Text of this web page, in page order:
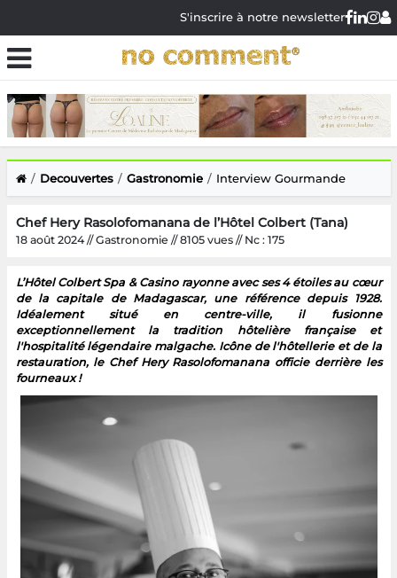
S'inscrire à notre newsletter
Decouvertes Gastronomie Interview Gourmande
Chef Hery Rasolofomanana de l’Hôtel Colbert (Tana)
18 août 2024 // Gastronomie // 8105 vues // Nc : 175
L’Hôtel Colbert Spa & Casino rayonne avec ses 4 étoiles au cœur
de la capitale de Madagascar, une référence depuis 1928.
Idéalement situé en centre-ville, il fusionne
exceptionnellement la tradition hôtelière française et
l'hospitalité légendaire malgache. Icône de l'hôtellerie et de la
restauration, le Chef Hery Rasolofomanana officie derrière les
fourneaux !